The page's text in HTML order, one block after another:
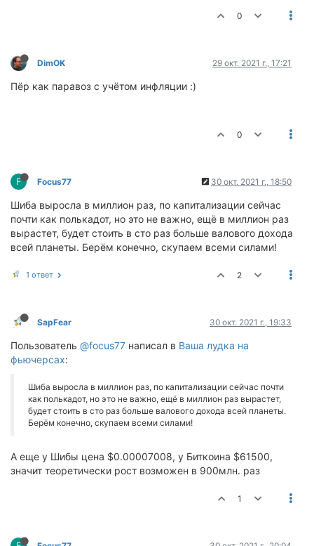
0
DimOK 29 окт. 2021 г., 17:21
Пёр как паравоз с учётом инфляции :)
0
F Focus77 30 окт. 2021 г., 18:50
Шиба выросла в миллион раз, по капитализации сейчас
почти как полькадот, но это не важно, ещё в миллион раз
вырастет, будет стоить в сто раз больше валового дохода
всей планеты. Берём конечно, скупаем всеми силами!
1 ответ 2
SapFear 30 окт. 2021 г., 19:33
Пользователь @focus77 написал в Ваша лудка на
фьючерсах:
Шиба выросла в миллион раз, по капитализации сейчас почти
как полькадот, но это не важно, ещё в миллион раз вырастет,
будет стоить в сто раз больше валового дохода всей планеты.
Берём конечно, скупаем всеми силами!
А еще у Шибы цена $0.00007008, у Биткоина $61500,
значит теоретически рост возможен в 900млн. раз
1